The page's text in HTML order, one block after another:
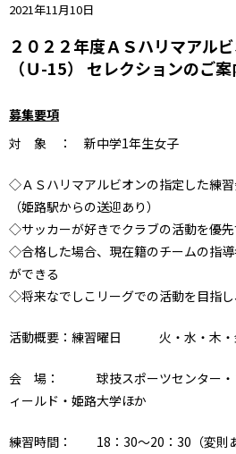
2021年11月10日
２０２２年度ＡＳハリマアル
（Ｕ-15） セレクションのご
募集要項
対 象 ： 新中学1年生女子
◇ＡＳハリマアルビオンの指定した練
（姫路駅からの送迎あり）
◇サッカーが好きでクラブの活動を優
◇合格した場合、現在籍のチームの指
ができる
◇将来なでしこリーグでの活動を目指
活動概要：練習曜日 火・水・木・
会 場： 球技スポーツセンター・さ
ィールド・姫路大学ほか
練習時間： 18：30～20：30（変